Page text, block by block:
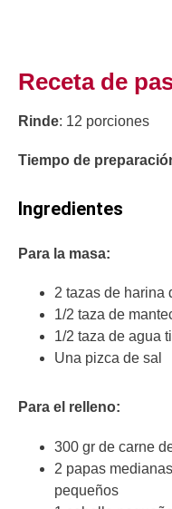
Receta de
Rinde: 12 porciones
Tiempo de
Ingredientes
Para la masa:
2 tazas de harina
1/2 taza de
1/2 taza de agua
Una pizca de sal
Para el relleno:
300 gr de carne
2 papas
pequeños